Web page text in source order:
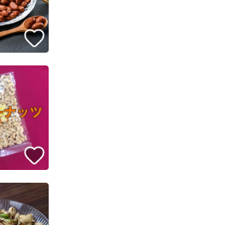
いいね！